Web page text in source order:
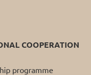
COOPERATION
programme